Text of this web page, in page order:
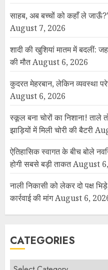
साहब, अब बच्चों को कहाँ ले
August 7, 2026
शादी की खुशियां मातम में बदलीं:
की मौतAugust 6, 2026
कुदरत मेहरबान, लेकिन व्यवस्था
August 6, 2026
स्कूल बना चोरों का निशाना!
झाड़ियों में मिली चोरी की बैटरी
ऐतिहासिक स्वागत के बीच बोले
होगी सबसे बड़ी ताकतAugust
नाली निकासी को लेकर दो पक्ष
कार्रवाई की मांगAugust 6,
CATEGORIES